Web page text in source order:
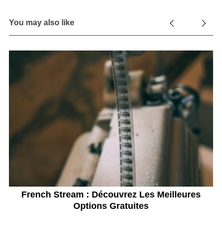
You may also like
French Stream : Découvrez Les Meilleures
Options Gratuites